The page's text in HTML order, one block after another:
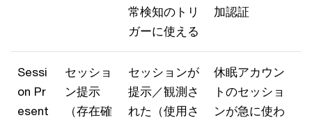
常検知のトリ
ガーに使える
加認証
Sessi
on Pr
esent
セッショ
ン提示
（存在確
セッションが
提示／観測さ
れた（使用さ
休眠アカウン
トのセッショ
ンが急に使わ